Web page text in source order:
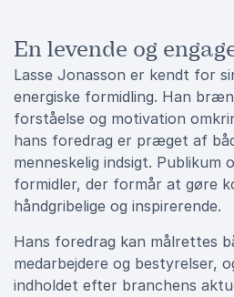
En levende og
Lasse Jonasson er kendt for
energiske formidling. Han
forståelse og motivation
hans foredrag er præget af
menneskelig indsigt. Publikum
formidler, der formår at gøre
håndgribelige og inspirerende.
Hans foredrag kan målrettes
medarbejdere og bestyrelser,
indholdet efter branchens